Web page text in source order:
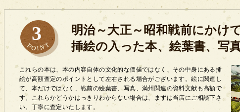
3
明治～大正～昭和戦前にかけ
挿絵の入った本、絵葉書、写
これらの本は、本の内容自体の文化的な価値ではなく、その中身にある挿
絵が高額査定のポイントとして左右される場合がございます。絵に関連し
て、本だけではなく、戦前の絵葉書、写真、満州関連の資料文献も高額で
す。これらかどうかはっきりわからない場合は、まずは当店にご相談下さ
い。丁寧に査定いたします。